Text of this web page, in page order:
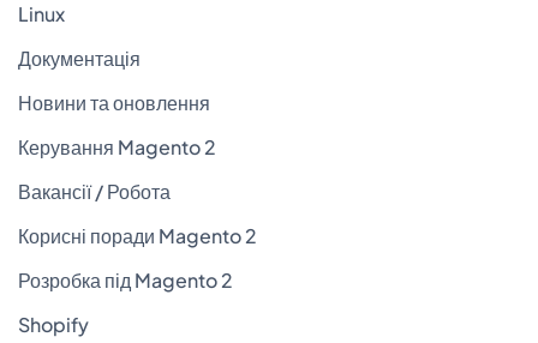
Linux
Документація
Новини та оновлення
Керування Magento 2
Вакансії / Робота
Корисні поради Magento 2
Розробка під Magento 2
Shopify